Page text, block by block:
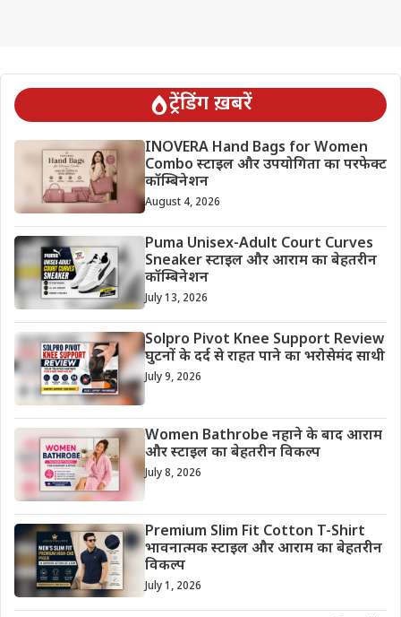
ट्रेंडिंग ख़बरें
INOVERA Hand Bags for Women
Combo स्टाइल और उपयोगिता का परफेक्ट
कॉम्बिनेशन
August 4, 2026
Puma Unisex-Adult Court Curves
Sneaker स्टाइल और आराम का बेहतरीन
कॉम्बिनेशन
July 13, 2026
Solpro Pivot Knee Support Review
घुटनों के दर्द से राहत पाने का भरोसेमंद साथी
July 9, 2026
Women Bathrobe नहाने के बाद आराम
और स्टाइल का बेहतरीन विकल्प
July 8, 2026
Premium Slim Fit Cotton T-Shirt
भावनात्मक स्टाइल और आराम का बेहतरीन
विकल्प
July 1, 2026